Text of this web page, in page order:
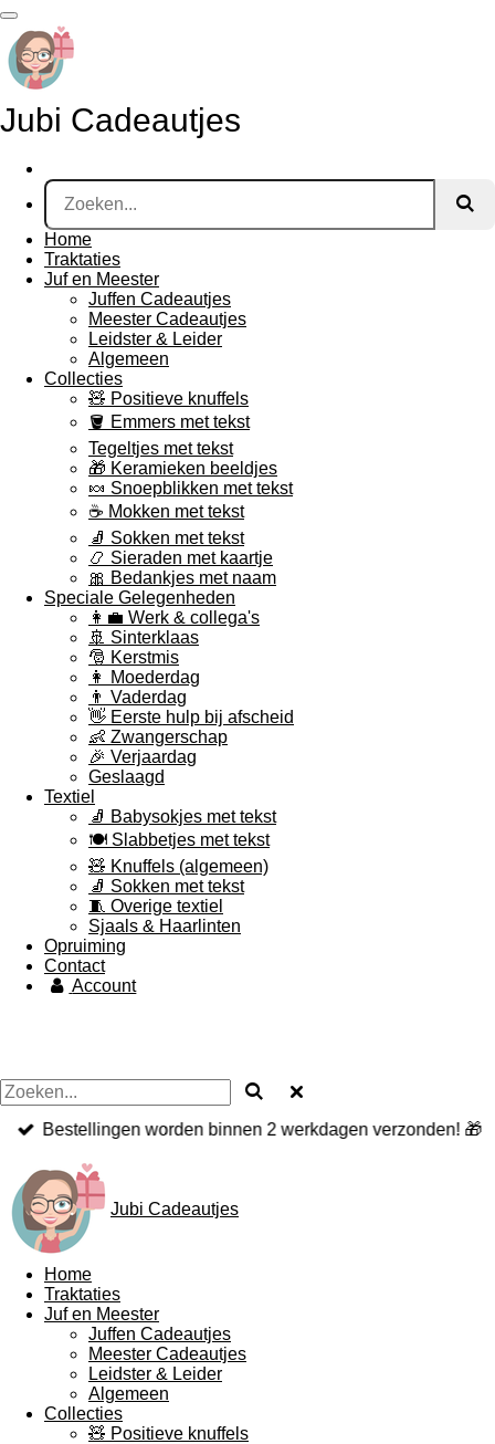
Ga
direct
naar
de
Jubi Cadeautjes
Home
Traktaties
Juf en Meester
Juffen Cadeautjes
Meester Cadeautjes
Leidster & Leider
Algemeen
Collecties
🧸 Positieve knuffels
🪣 Emmers met tekst
Tegeltjes met tekst
🎁 Keramieken beeldjes
🍬 Snoepblikken met tekst
☕ Mokken met tekst
🧦 Sokken met tekst
📿 Sieraden met kaartje
🎀 Bedankjes met naam
Speciale Gelegenheden
👩‍💼 Werk & collega's
🚢 Sinterklaas
🎅 Kerstmis
👩 Moederdag
👨 Vaderdag
👋 Eerste hulp bij afscheid
👶 Zwangerschap
🎉 Verjaardag
Geslaagd
Textiel
🧦 Babysokjes met tekst
🍽️ Slabbetjes met tekst
🧸 Knuffels (algemeen)
🧦 Sokken met tekst
🧵 Overige textiel
Sjaals & Haarlinten
Opruiming
Contact
Account
Bestellingen worden binnen 2 werkdagen verzonden! 🎁
Jubi Cadeautjes
Home
Traktaties
Juf en Meester
Juffen Cadeautjes
Meester Cadeautjes
Leidster & Leider
Algemeen
Collecties
🧸 Positieve knuffels